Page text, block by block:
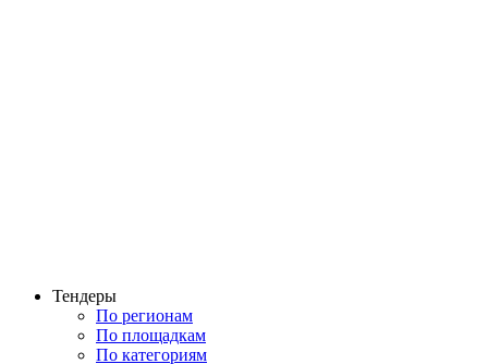
Тендеры
По регионам
По площадкам
По категориям